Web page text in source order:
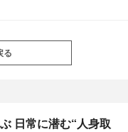
る
日常に潜む“人身取